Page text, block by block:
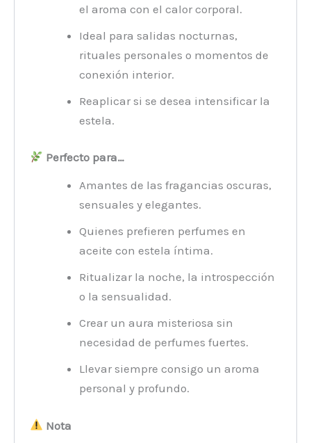
el aroma con el calor corporal.
Ideal para salidas nocturnas,
rituales personales o momentos de
conexión interior.
Reaplicar si se desea intensificar la
estela.
Perfecto para…
Amantes de las fragancias oscuras,
sensuales y elegantes.
Quienes prefieren perfumes en
aceite con estela íntima.
Ritualizar la noche, la introspección
o la sensualidad.
Crear un aura misteriosa sin
necesidad de perfumes fuertes.
Llevar siempre consigo un aroma
personal y profundo.
Nota